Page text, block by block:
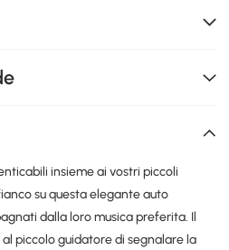
insieme ai vostri piccoli
su questa elegante auto
dalla loro musica preferita. Il
piccolo guidatore di segnalare la